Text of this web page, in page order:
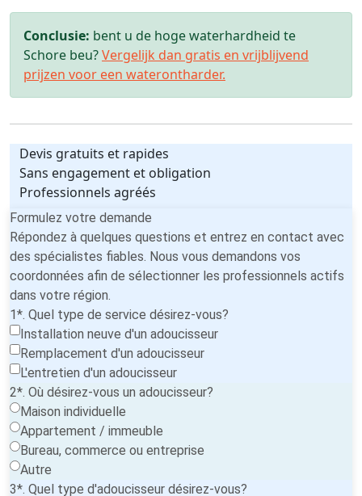
Conclusie: bent u de hoge waterhardheid te
Schore beu?Vergelijk dan gratis en vrijblijvend
prijzen voor een waterontharder.
Devis gratuits et rapides
Sans engagement et obligation
Professionnels agréés
Formulez votre demande
Répondez à quelques questions et entrez en contact avec
des spécialistes fiables. Nous vous demandons vos
coordonnées afin de sélectionner les professionnels actifs
dans votre région.
1*. Quel type de service désirez-vous?
Installation neuve d'un adoucisseur
Remplacement d'un adoucisseur
L'entretien d'un adoucisseur
2*. Où désirez-vous un adoucisseur?
Maison individuelle
Appartement / immeuble
Bureau, commerce ou entreprise
Autre
3*. Quel type d'adoucisseur désirez-vous?